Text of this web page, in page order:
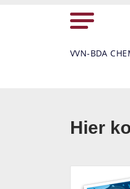
VVN-BDA
Hier